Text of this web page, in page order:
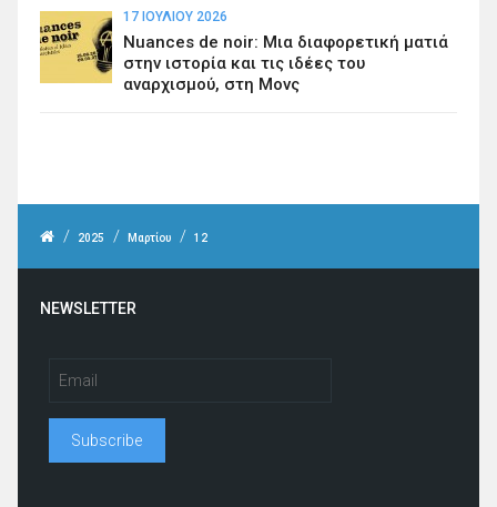
17 ΙΟΥΛΊΟΥ 2026
Nuances de noir: Μια διαφορετική ματιά
στην ιστορία και τις ιδέες του
αναρχισμού, στη Μονς
/ 2025 / Μαρτίου / 12
NEWSLETTER